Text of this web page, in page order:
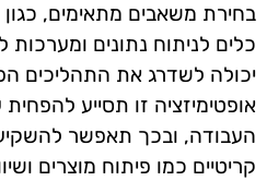
בחירת משאבים מתאימים, כגון
כלים לניתוח נתונים ומערכות
יכולה לשדרג את התהליכים
אופטימיזציה זו תסייע להפחית
העבודה, ובכך תאפשר
קריטיים כמו פיתוח מוצרים